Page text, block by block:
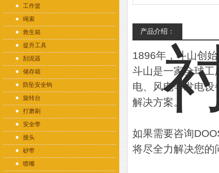
工作篮
绳索
救生箱
提升工具
刮泥器
储存箱
防坠安全钩
旋转台
打磨刷
安全带
接头
砂带
喷嘴
产品介绍：
1896年，斗山创
斗山是一家全球工
电、风电等发电设
解决方案。
如果需要咨询
将尽全力解决您的